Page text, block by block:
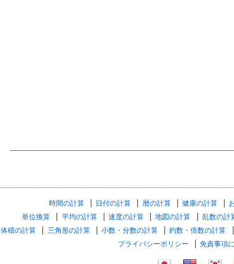
時間の計算 日付の計算 暦の計算 健康の計算
単位換算
平均の計算 速度の計算 地図の計算 乱数の計
体積の計算
三角形の計算 小数・分数の計算 約数・倍数の計算
プライバシーポリシー
免責事項